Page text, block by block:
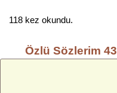
118 kez okundu.
Özlü Sözlerim 43